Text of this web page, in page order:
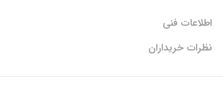
اطلاعات فنی
نظرات خریداران